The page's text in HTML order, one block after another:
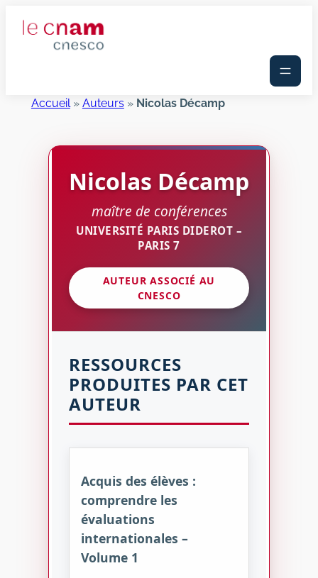
Accueil» Auteurs» Nicolas Décamp
Nicolas Décamp
maître de conférences
UNIVERSITÉ PARIS DIDEROT –
PARIS 7
AUTEUR ASSOCIÉ AU
CNESCO
RESSOURCES
PRODUITES PAR CET
AUTEUR
Acquis des élèves :
comprendre les
évaluations
internationales –
Volume 1